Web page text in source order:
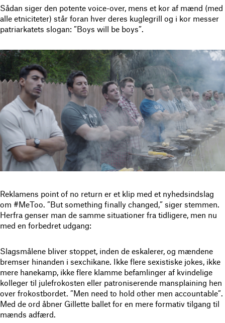
Sådan siger den potente voice-over, mens et kor af mænd (med
alle etniciteter) står foran hver deres kuglegrill og i kor messer
patriarkatets slogan: ”Boys will be boys”.
Reklamens point of no return er et klip med et nyhedsindslag
om #MeToo. ”But something finally changed,” siger stemmen.
Herfra genser man de samme situationer fra tidligere, men nu
med en forbedret udgang:
Slagsmålene bliver stoppet, inden de eskalerer, og mændene
bremser hinanden i sexchikane. Ikke flere sexistiske jokes, ikke
mere hanekamp, ikke flere klamme befamlinger af kvindelige
kolleger til julefrokosten eller patroniserende mansplaining hen
over frokostbordet. ”Men need to hold other men accountable”.
Med de ord åbner Gillette ballet for en mere formativ tilgang til
mænds adfærd.